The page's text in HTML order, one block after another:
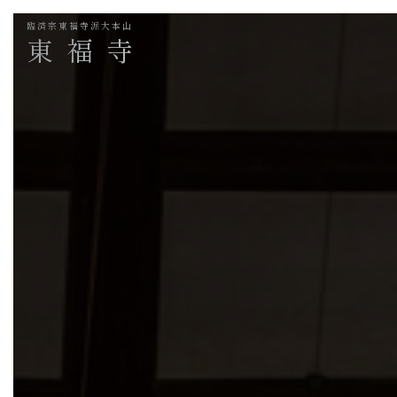
臨済宗東福寺派大本山
東福寺